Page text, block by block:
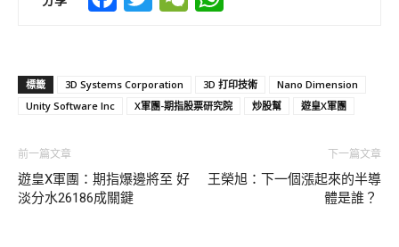
標籤 3D Systems Corporation 3D 打印技術
Nano Dimension
Unity Software Inc
X軍團-期指股票研究院 炒股幫 遊皇X軍團
前一篇文章
遊皇X軍團：期指爆邊將至 好
淡分水26186成關鍵
下一篇文章
王榮旭：下一個漲起來的半導
體是誰？